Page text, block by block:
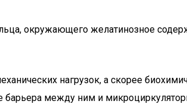
окружающего желатинозное
нагрузок, а скорее
между ним и